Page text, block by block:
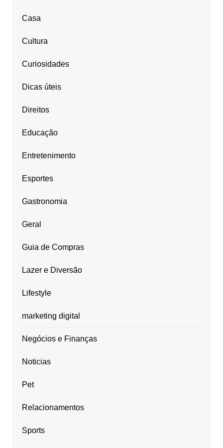
Casa
Cultura
Curiosidades
Dicas úteis
Direitos
Educação
Entretenimento
Esportes
Gastronomia
Geral
Guia de Compras
Lazer e Diversão
Lifestyle
marketing digital
Negócios e Finanças
Noticias
Pet
Relacionamentos
Sports